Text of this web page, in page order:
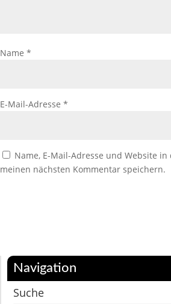
Name *
E-Mail-Adresse *
Name, E-Mail-Adresse und Website
meinen nächsten Kommentar speichern.
Navigation
Suche